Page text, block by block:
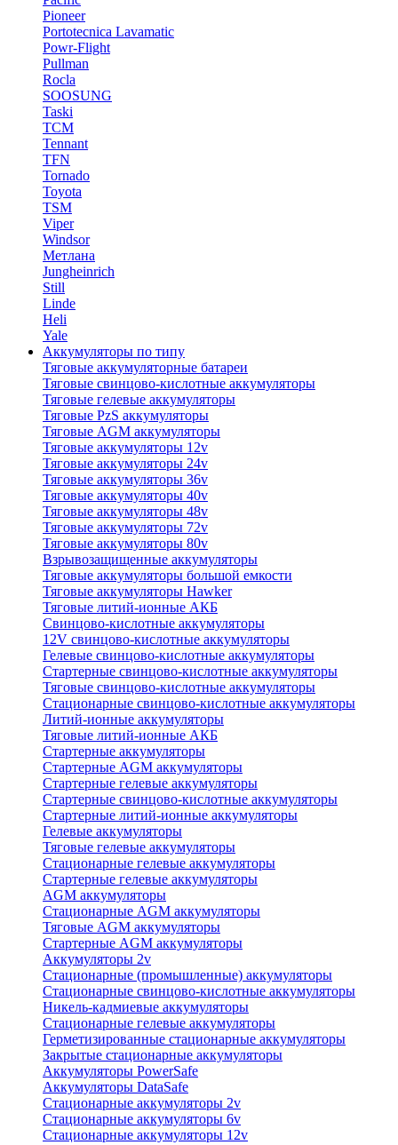
Pioneer
Portotecnica Lavamatic
Powr-Flight
Pullman
Rocla
SOOSUNG
Taski
TCM
Tennant
TFN
Tornado
Toyota
TSM
Viper
Windsor
Метлана
Jungheinrich
Still
Linde
Heli
Yale
Аккумуляторы по типу
Тяговые аккумуляторные батареи
Тяговые свинцово-кислотные аккумуляторы
Тяговые гелевые аккумуляторы
Тяговые PzS аккумуляторы
Тяговые AGM аккумуляторы
Тяговые аккумуляторы 12v
Тяговые аккумуляторы 24v
Тяговые аккумуляторы 36v
Тяговые аккумуляторы 40v
Тяговые аккумуляторы 48v
Тяговые аккумуляторы 72v
Тяговые аккумуляторы 80v
Взрывозащищенные аккумуляторы
Тяговые аккумуляторы большой емкости
Тяговые аккумуляторы Hawker
Тяговые литий-ионные АКБ
Свинцово-кислотные аккумуляторы
12V свинцово-кислотные аккумуляторы
Гелевые свинцово-кислотные аккумуляторы
Стартерные свинцово-кислотные аккумуляторы
Тяговые свинцово-кислотные аккумуляторы
Стационарные свинцово-кислотные аккумуляторы
Литий-ионные аккумуляторы
Тяговые литий-ионные АКБ
Стартерные аккумуляторы
Стартерные AGM аккумуляторы
Стартерные гелевые аккумуляторы
Стартерные свинцово-кислотные аккумуляторы
Стартерные литий-ионные аккумуляторы
Гелевые аккумуляторы
Тяговые гелевые аккумуляторы
Стационарные гелевые аккумуляторы
Стартерные гелевые аккумуляторы
AGM аккумуляторы
Стационарные AGM аккумуляторы
Тяговые AGM аккумуляторы
Стартерные AGM аккумуляторы
Аккумуляторы 2v
Стационарные (промышленные) аккумуляторы
Стационарные свинцово-кислотные аккумуляторы
Никель-кадмиевые аккумуляторы
Стационарные гелевые аккумуляторы
Герметизированные стационарные аккумуляторы
Закрытые стационарные аккумуляторы
Аккумуляторы PowerSafe
Аккумуляторы DataSafe
Стационарные аккумуляторы 2v
Стационарные аккумуляторы 6v
Стационарные аккумуляторы 12v